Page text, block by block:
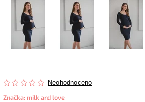
Neohodnoceno
Značka: milk and love